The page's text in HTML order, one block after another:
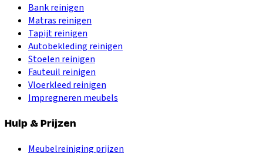
Bank reinigen
Matras reinigen
Tapijt reinigen
Autobekleding reinigen
Stoelen reinigen
Fauteuil reinigen
Vloerkleed reinigen
Impregneren meubels
Hulp & Prijzen
Meubelreiniging prijzen